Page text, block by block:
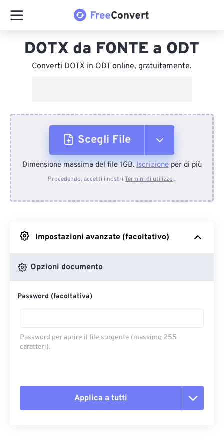
DOTX da FONTE a ODT
Converti DOTX in ODT online, gratuitamente.
Scegli File
Dal dispositivo
Da Google Drive
Dimensione massima del file 1GB.Iscrizioneper di più
Procedendo, accetti i nostri Termini di utilizzo .
Impostazioni avanzate (facoltativo)
Opzioni documento
Password (facoltativa)
Password per aprire il file sorgente (massimo 255
caratteri).
Applica a tutti